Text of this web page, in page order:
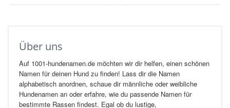
Über uns
Auf 1001-hundenamen.de möchten wir dir helfen, einen schönen
Namen für deinen Hund zu finden! Lass dir die Namen
alphabetisch anordnen, schaue dir männliche oder weibliche
Hundenamen an oder erfahre, wie du passende Namen für
bestimmte Rassen findest. Egal ob du lustige,